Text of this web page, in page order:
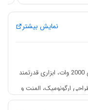
نمایش بیشتر
سشوار صنعتی آروا مدل 5612 با توان خروجی 2000 وات، ابزاری قدرتمند
ارگونومیک، المنت و